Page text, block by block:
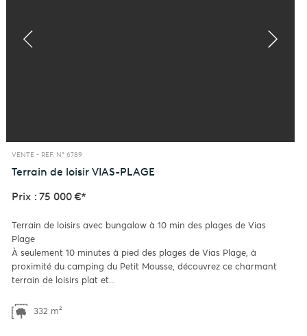
VENTE - REF. N° 6789
Terrain de loisir VIAS-PLAGE
Prix : 75 000 €*
Terrain de loisirs avec bungalow à 10 min des plages de Vias
Plage
À seulement 10 minutes à pied des plages de Vias Plage, à
proximité du camping du Petit Mousse, découvrez ce charmant
terrain de loisirs plat et...
332 m²